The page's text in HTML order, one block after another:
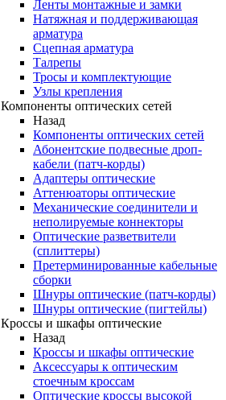
Ленты монтажные и замки
Натяжная и поддерживающая
арматура
Сцепная арматура
Талрепы
Тросы и комплектующие
Узлы крепления
Компоненты оптических сетей
Назад
Компоненты оптических сетей
Абонентские подвесные дроп-
кабели (патч-корды)
Адаптеры оптические
Аттенюаторы оптические
Механические соединители и
неполируемые коннекторы
Оптические разветвители
(сплиттеры)
Претерминированные кабельные
сборки
Шнуры оптические (патч-корды)
Шнуры оптические (пигтейлы)
Кроссы и шкафы оптические
Назад
Кроссы и шкафы оптические
Аксессуары к оптическим
стоечным кроссам
Оптические кроссы высокой